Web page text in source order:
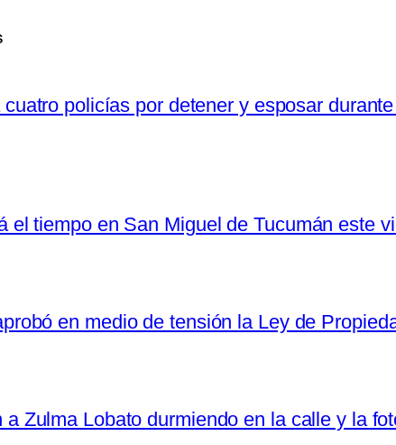
cuatro policías por detener y esposar
el tiempo en San Miguel de Tucumán este
en medio de tensión la Ley de
a Zulma Lobato durmiendo en la calle y la